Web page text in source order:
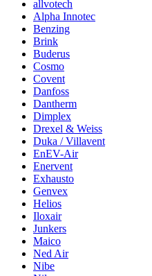
allvotech
Alpha Innotec
Benzing
Brink
Buderus
Cosmo
Covent
Danfoss
Dantherm
Dimplex
Drexel & Weiss
Duka / Villavent
EnEV-Air
Enervent
Exhausto
Genvex
Helios
Iloxair
Junkers
Maico
Ned Air
Nibe